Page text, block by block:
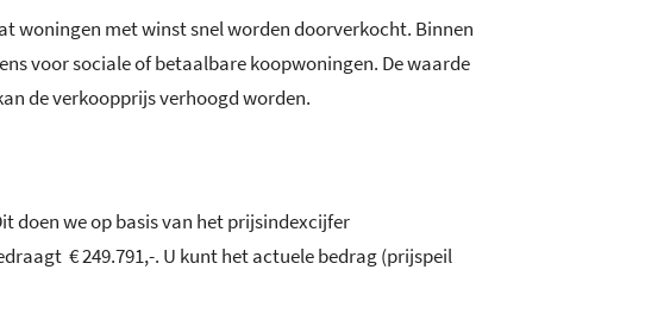
woningen met winst snel worden doorverkocht. Binnen
voor sociale of betaalbare koopwoningen. De waarde
de verkoopprijs verhoogd worden.
doen we op basis van het prijsindexcijfer
€ 249.791,-. U kunt het actuele bedrag (prijspeil